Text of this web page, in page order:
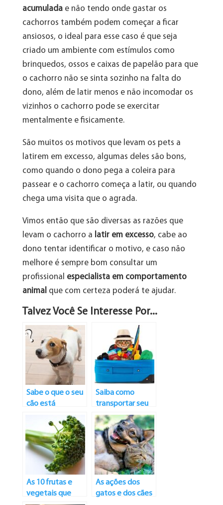
acumuladae não tendo onde gastar os
cachorros também podem começar a ficar
ansiosos, o ideal para esse caso é que seja
criado um ambiente com estímulos como
brinquedos, ossos e caixas de papelão para que
o cachorro não se sinta sozinho na falta do
dono, além de latir menos e não incomodar os
vizinhos o cachorro pode se exercitar
mentalmente e fisicamente.
São muitos os motivos que levam os pets a
latirem em excesso, algumas deles são bons,
como quando o dono pega a coleira para
passear e o cachorro começa a latir, ou quando
chega uma visita que o agrada.
Vimos então que são diversas as razões que
levam o cachorro a latir em excesso, cabe ao
dono tentar identificar o motivo, e caso não
melhore é sempre bom consultar um
profissional especialista em comportamento
animal que com certeza poderá te ajudar.
Talvez Você Se Interesse Por...
Sabe o que o seu
cão está
Saiba como
transportar seu
animal de
estimação em
viagens de
ônibus e avião
As 10 frutas e
vegetais que
As ações dos
gatos e dos cães